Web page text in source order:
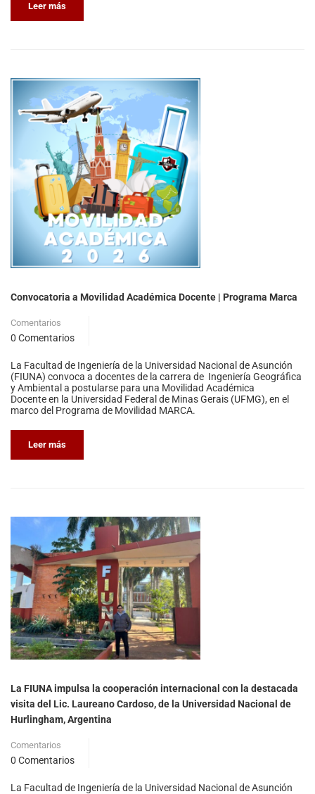
Leer más
Convocatoria a Movilidad Académica Docente | Programa Marca
Comentarios
0 Comentarios
La Facultad de Ingeniería de la Universidad Nacional de Asunción
(FIUNA) convoca a docentes de la carrera de Ingeniería Geográfica
y Ambiental a postularse para una Movilidad Académica
Docente en la Universidad Federal de Minas Gerais (UFMG), en el
marco del Programa de Movilidad MARCA.
Leer más
La FIUNA impulsa la cooperación internacional con la destacada
visita del Lic. Laureano Cardoso, de la Universidad Nacional de
Hurlingham, Argentina
Comentarios
0 Comentarios
La Facultad de Ingeniería de la Universidad Nacional de Asunción